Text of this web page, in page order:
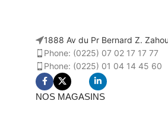
1888 Av du Pr Bernard Z.
Phone: (0225) 07 02 17 17 77
Phone: (0225) 01 04 14 45 60
NOS MAGASINS